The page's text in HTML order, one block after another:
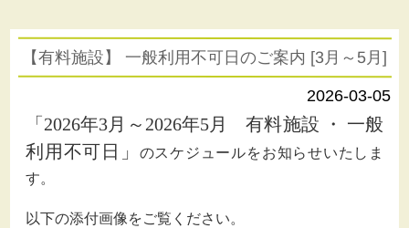
【有料施設】 一般利用不可日のご案内 [3月～5月]
2026-03-05
「2026年3月～2026年5月 有料施設 ・ 一般
利用不可日」 のスケジュールをお知らせいたしま
す。
以下の添付画像をご覧ください。